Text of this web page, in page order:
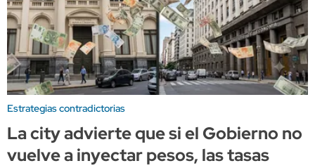
Estrategias contradictorias
La city advierte que si el Gobierno no
vuelve a inyectar pesos, las tasas